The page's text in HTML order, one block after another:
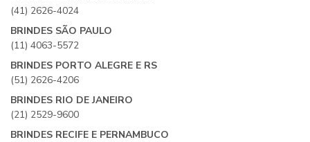
(41) 2626-4024
BRINDES SÃO PAULO
(11) 4063-5572
BRINDES PORTO ALEGRE E RS
(51) 2626-4206
BRINDES RIO DE JANEIRO
(21) 2529-9600
BRINDES RECIFE E PERNAMBUCO